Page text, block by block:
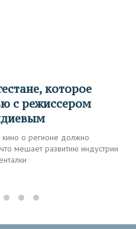
с режиссером
о регионе должно
мешает развитию индустрии